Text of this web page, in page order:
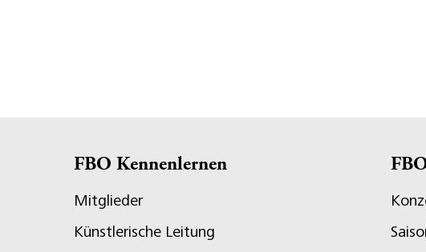
FBO Kennenlernen
Mitglieder
Künstlerische Leitung